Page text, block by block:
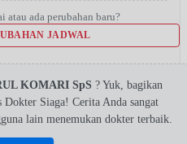
atau ada perubahan baru?
JADWAL
KOMARI SpS ? Yuk, bagikan
Siaga! Cerita Anda sangat
lain menemukan dokter terbaik.